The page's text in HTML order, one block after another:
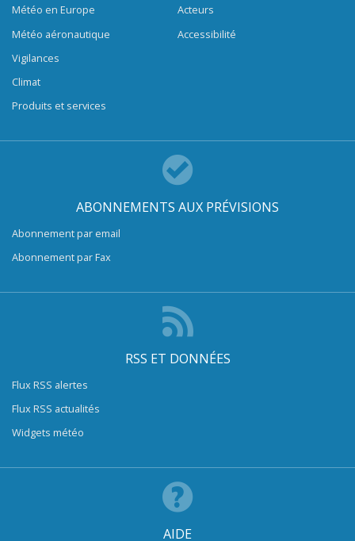
Météo en Europe
Météo aéronautique
Vigilances
Climat
Produits et services
Acteurs
Accessibilité
ABONNEMENTS AUX PRÉVISIONS
Abonnement par email
Abonnement par Fax
RSS ET DONNÉES
Flux RSS alertes
Flux RSS actualités
Widgets météo
AIDE